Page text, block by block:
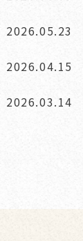
2026.05.23
2026.04.15
2026.03.14